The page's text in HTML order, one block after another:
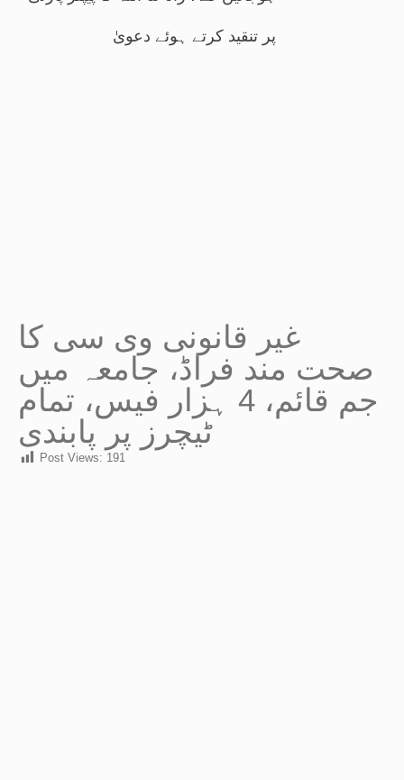
پر تنقید کرتے ہوئے دعویٰ
غیر قانونی وی سی کا
صحت مند فراڈ، جامعہ میں
جم قائم، 4 ہزار فیس، تمام
ٹیچرز پر پابندی
Post Views: 191